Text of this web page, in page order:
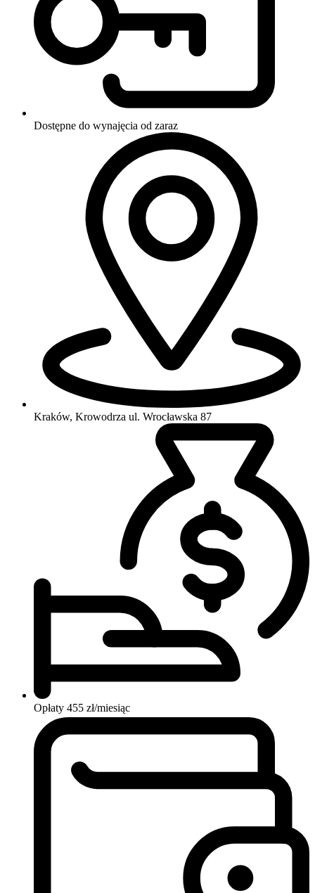
Dostępne do wynajęcia od zaraz
Kraków, Krowodrza ul. Wrocławska 87
Opłaty 455 zł/miesiąc